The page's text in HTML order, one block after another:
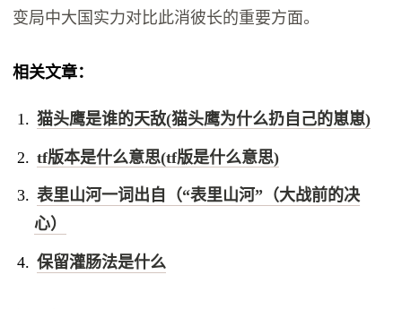
变局中大国实力对比此消彼长的重要方面。
相关文章：
猫头鹰是谁的天敌(猫头鹰为什么扔自己的崽崽)
tf版本是什么意思(tf版是什么意思)
表里山河一词出自（“表里山河”（大战前的决
心）
保留灌肠法是什么